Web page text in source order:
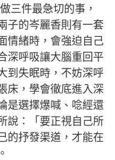
三件最急切的事，
子的岑麗香則有一套
情緒時，會強迫自己
深呼吸讓大腦重回平
到失眠時，不妨深呼
床，學會徹底進入深
是選擇爆喊、唸經還
說：「要正視自己所
的抒發渠道，才能在